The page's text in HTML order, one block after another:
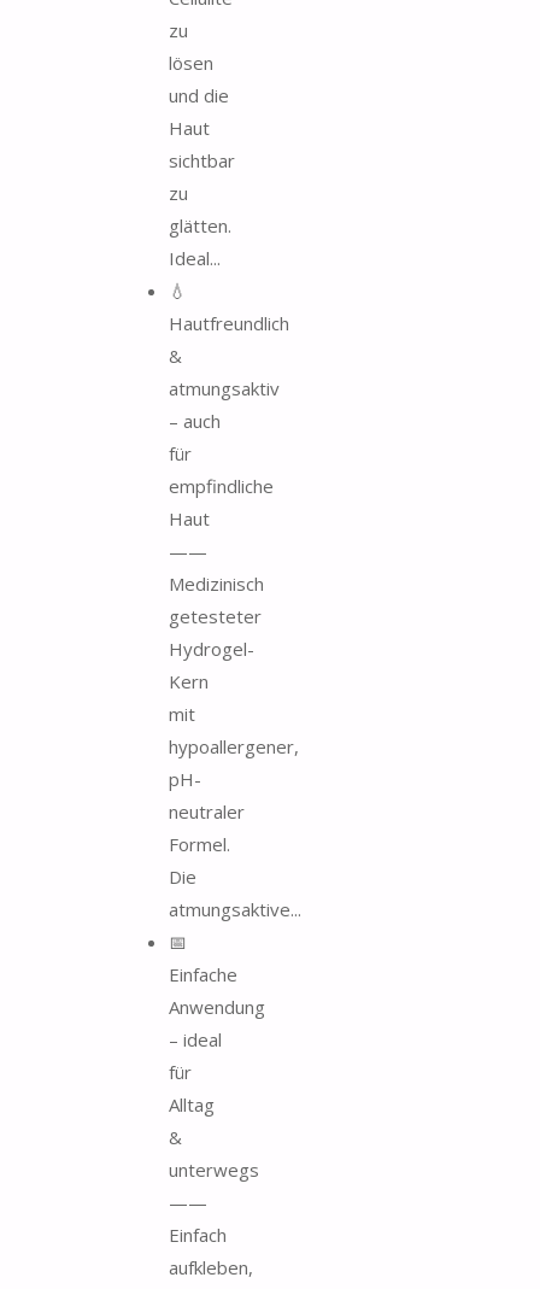
zu
lösen
und die
Haut
sichtbar
zu
glätten.
Ideal...
💧
Hautfreundlich
&
atmungsaktiv
– auch
für
empfindliche
Haut
——
Medizinisch
getesteter
Hydrogel-
Kern
mit
hypoallergener,
pH-
neutraler
Formel.
Die
atmungsaktive...
📅
Einfache
Anwendung
– ideal
für
Alltag
&
unterwegs
——
Einfach
aufkleben,